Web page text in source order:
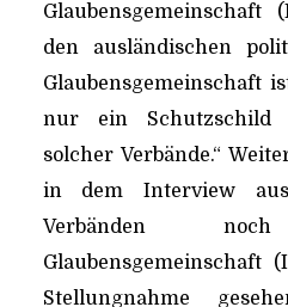
Glaubensgemeinschaft
den ausländischen
Glaubensgemeinschaft
nur ein
solcher Verbände.“
in dem Interview
Verbänden
Glaubensgemeinschaft
Stellungnahme